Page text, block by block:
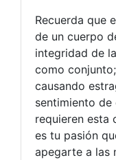
Recuerda que
de un cuerpo
integridad de
como
causando
sentimiento
requieren esta
es tu pasión
apegarte a las